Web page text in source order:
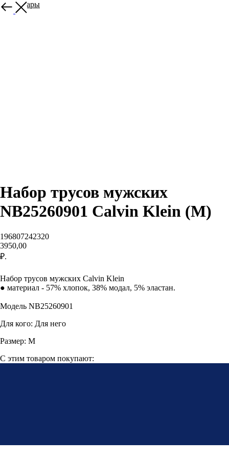
Все товары
Набор трусов мужских
NB25260901 Calvin Klein (M)
196807242320
3950,00
₽.
Набор трусов мужских Calvin Klein
● материал - 57% хлопок, 38% модал, 5% эластан.
Модель NB25260901
Для кого: Для него
Размер: M
С этим товаром покупают: